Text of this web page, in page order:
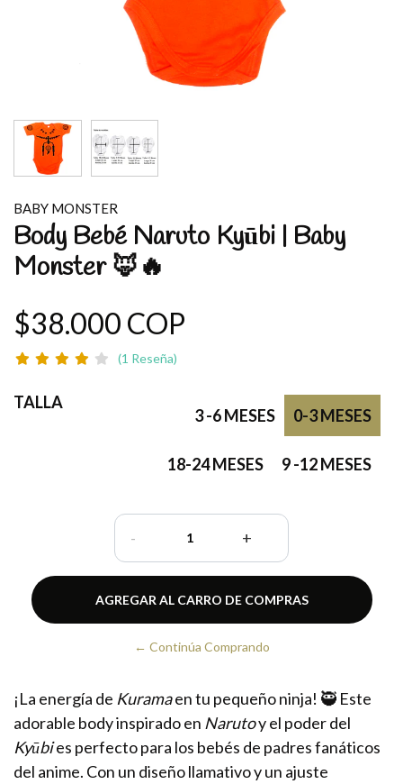
BABY MONSTER
Body Bebé Naruto Kyūbi | Baby
Monster 🦊🔥
$38.000 COP
(1 Reseña)
TALLA
0-3 MESES
3 -6 MESES
9 -12 MESES
18-24 MESES
- +
← Continúa Comprando
¡La energía de Kuramaen tu pequeño ninja! 🥷 Este
adorable body inspirado en Narutoy el poder del
Kyūbies perfecto para los bebés de padres fanáticos
del anime. Con un diseño llamativo y un ajuste